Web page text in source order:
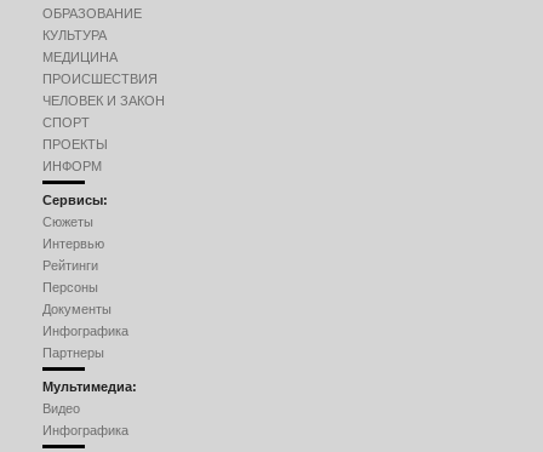
ОБРАЗОВАНИЕ
КУЛЬТУРА
МЕДИЦИНА
ПРОИСШЕСТВИЯ
ЧЕЛОВЕК И ЗАКОН
СПОРТ
ПРОЕКТЫ
ИНФОРМ
Сервисы:
Сюжеты
Интервью
Рейтинги
Персоны
Документы
Инфографика
Партнеры
Мультимедиа:
Видео
Инфографика